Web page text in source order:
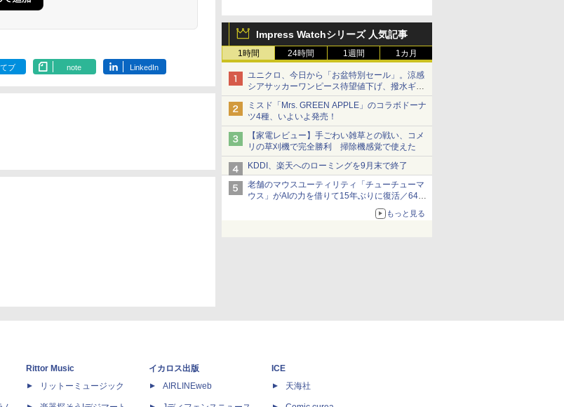
Impress Watchシリーズ 人気記事
1時間 24時間 1週間 1カ月
ユニクロ、今日から「お盆特別セール」。涼感
シアサッカーワンピース待望値下げ、撥水ギア
ショーツは1990円に
ミスド「Mrs. GREEN APPLE」のコラボドーナ
ツ4種、いよいよ発売！
【家電レビュー】手ごわい雑草との戦い、コメ
リの草刈機で完全勝利 掃除機感覚で使えた
KDDI、楽天へのローミングを9月末で終了
老舗のマウスユーティリティ「チューチューマ
ウス」がAIの力を借りて15年ぶりに復活／64bit
化、Windows 10/11、「Chrome」も走り回
る。復活記念で2026年末まで500円
もっと見る
ブ note LinkedIn
Rittor Music
リットーミュージック
イカロス出版
AIRLINEweb
ICE
天海社